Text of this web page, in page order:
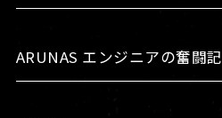
ARUNAS エンジニアの奮闘記